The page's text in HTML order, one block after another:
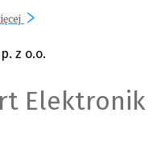
Elektronik